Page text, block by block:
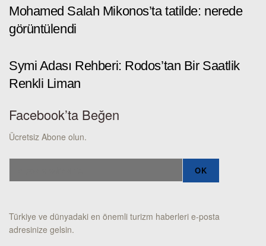
Mohamed Salah Mikonos’ta tatilde: nerede
görüntülendi
Symi Adası Rehberi: Rodos’tan Bir Saatlik
Renkli Liman
Facebook’ta Beğen
Ücretsiz Abone olun.
Türkiye ve dünyadaki en önemli turizm haberleri e-posta
adresinize gelsin.